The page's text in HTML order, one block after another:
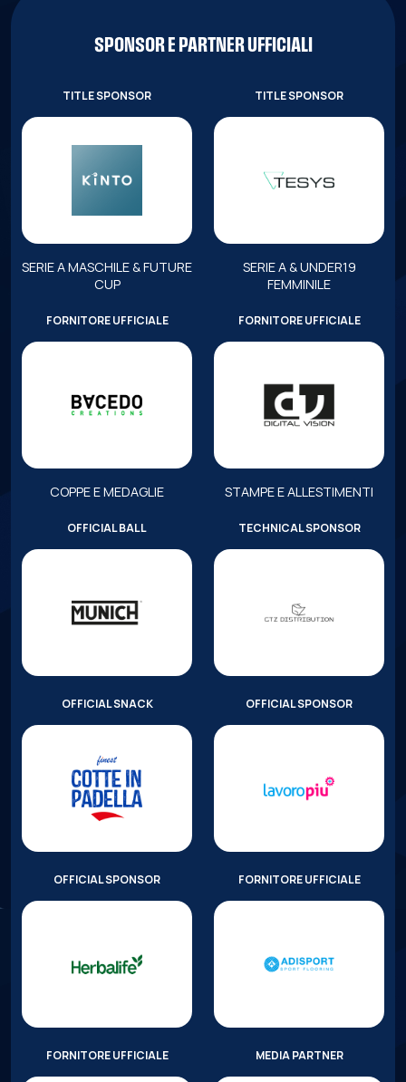
SPONSOR E PARTNER UFFICIALI
TITLE SPONSOR
SERIE A MASCHILE & FUTURE
CUP
TITLE SPONSOR
SERIE A & UNDER19
FEMMINILE
FORNITORE UFFICIALE
COPPE E MEDAGLIE
FORNITORE UFFICIALE
STAMPE E ALLESTIMENTI
OFFICIAL BALL TECHNICAL SPONSOR
OFFICIAL SNACK OFFICIAL SPONSOR
OFFICIAL SPONSOR FORNITORE UFFICIALE
FORNITORE UFFICIALE MEDIA PARTNER